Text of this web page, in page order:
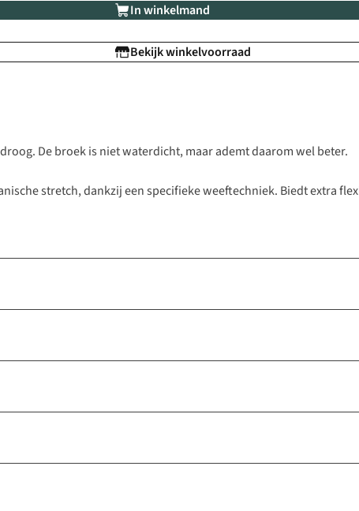
In winkelmand
Bekijk winkelvoorraad
De broek is niet waterdicht, maar ademt daarom wel beter.
stretch, dankzij een specifieke weeftechniek. Biedt extra